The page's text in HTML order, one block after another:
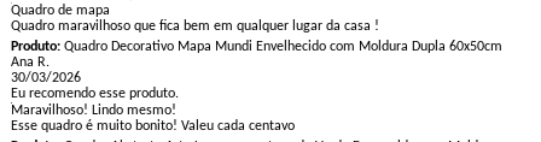
Quadro de mapa
Quadro maravilhoso que fica bem em qualquer lugar da casa !
Produto:Quadro Decorativo Mapa Mundi Envelhecido com Moldura Dupla 60x50cm
Ana R.
30/03/2026
Eu recomendo esse produto.
Maravilhoso! Lindo mesmo!
Esse quadro é muito bonito! Valeu cada centavo